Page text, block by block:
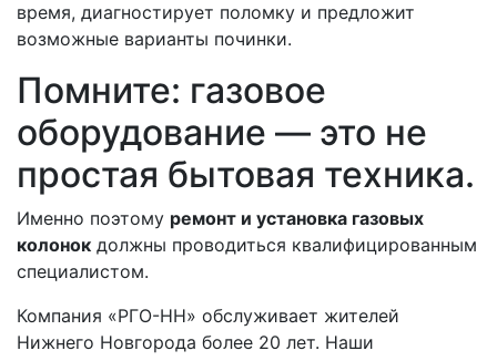
время, диагностирует поломку и предложит
возможные варианты починки.
Помните: газовое
оборудование — это не
простая бытовая техника.
Именно поэтому ремонт и установка газовых
колонок должны проводиться квалифицированным
специалистом.
Компания «РГО-НН» обслуживает жителей
Нижнего Новгорода более 20 лет. Наши